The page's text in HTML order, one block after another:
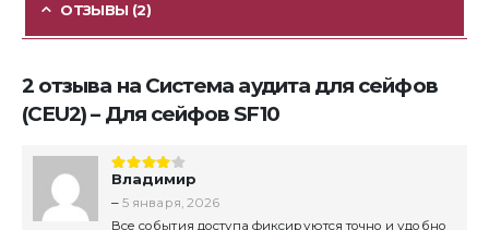
ОТЗЫВЫ (2)
2 отзыва на Система аудита для сейфов
(CEU2) – Для сейфов SF10
4из 5
Владимир
– 5 января, 2026
Все события доступа фиксируются точно и удобно